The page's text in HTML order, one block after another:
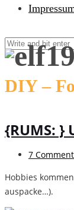
DIY –
{RUMS:
7
Hobbies
auspacke…).